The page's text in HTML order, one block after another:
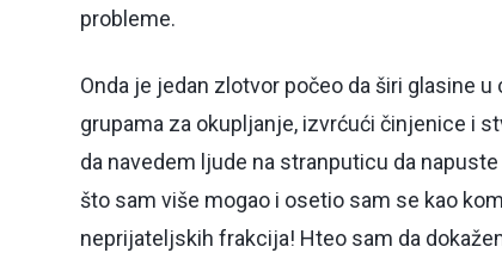
probleme.
Onda je jedan zlotvor počeo da širi glasine
grupama za okupljanje, izvrćući činjenice i
da navedem ljude na stranputicu da
što sam više mogao i osetio sam se kao
neprijateljskih frakcija! Hteo sam da